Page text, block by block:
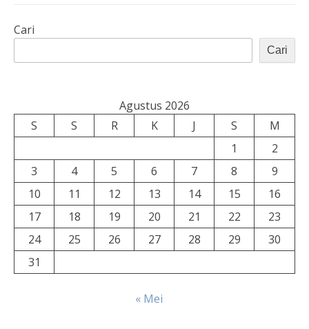
Cari
Cari
Agustus 2026
S
S R K J S
M
1
2
3
4 5 6 7 8
9
10
11 12 13 14 15
16
17
18 19 20 21 22
23
24
25 26 27 28 29
30
31
« Mei